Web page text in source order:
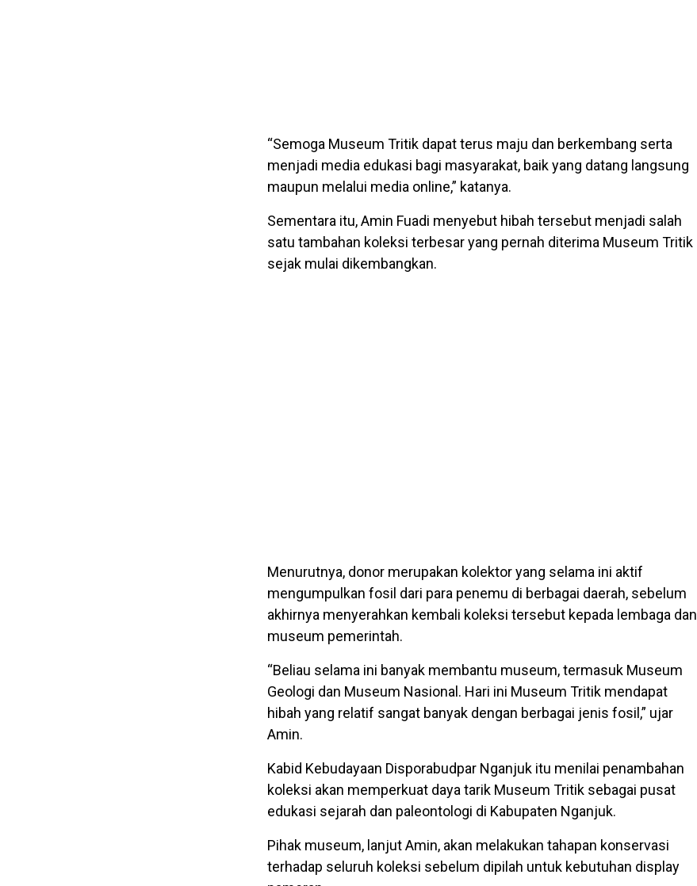
“Semoga Museum Tritik dapat terus maju dan berkembang serta
menjadi media edukasi bagi masyarakat, baik yang datang langsung
maupun melalui media online,” katanya.
Sementara itu, Amin Fuadi menyebut hibah tersebut menjadi salah
satu tambahan koleksi terbesar yang pernah diterima Museum Tritik
sejak mulai dikembangkan.
Menurutnya, donor merupakan kolektor yang selama ini aktif
mengumpulkan fosil dari para penemu di berbagai daerah, sebelum
akhirnya menyerahkan kembali koleksi tersebut kepada lembaga dan
museum pemerintah.
“Beliau selama ini banyak membantu museum, termasuk Museum
Geologi dan Museum Nasional. Hari ini Museum Tritik mendapat
hibah yang relatif sangat banyak dengan berbagai jenis fosil,” ujar
Amin.
Kabid Kebudayaan Disporabudpar Nganjuk itu menilai penambahan
koleksi akan memperkuat daya tarik Museum Tritik sebagai pusat
edukasi sejarah dan paleontologi di Kabupaten Nganjuk.
Pihak museum, lanjut Amin, akan melakukan tahapan konservasi
terhadap seluruh koleksi sebelum dipilah untuk kebutuhan display